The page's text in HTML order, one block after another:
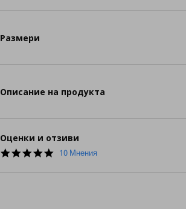
Размери
Описание на продукта
Оценки и отзиви
5.0
10 Мнения